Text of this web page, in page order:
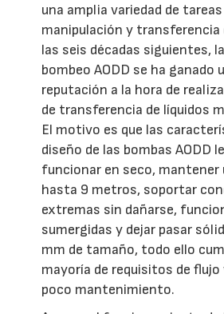
una amplia variedad de
manipulación y transferencia
las seis décadas siguientes,
bombeo AODD se ha ganado
reputación a la hora de
de transferencia de líquidos
El motivo es que las
diseño de las bombas AODD
funcionar en seco, mantener
hasta 9 metros, soportar
extremas sin dañarse,
sumergidas y dejar pasar
mm de tamaño, todo ello
mayoría de requisitos de
poco mantenimiento.